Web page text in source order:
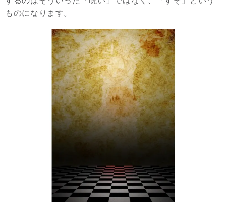
ものになります。